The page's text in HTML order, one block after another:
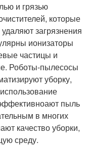
и грязью
которые
загрязнения
ионизаторы
частицы и
Роботы-пылесосы
уборку,
пыль
в многих
качество уборки,
среду.